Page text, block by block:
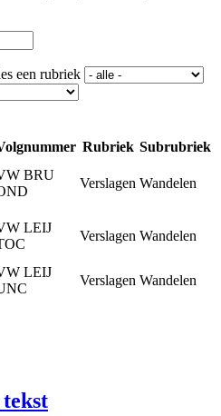
een rubriek
Rubriek Subrubriek
BRU
Verslagen Wandelen
LEIJ
Verslagen Wandelen
LEIJ
Verslagen Wandelen